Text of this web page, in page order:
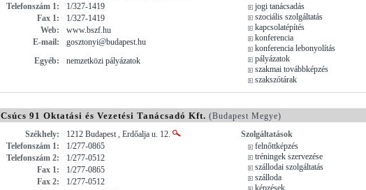
Telefonszám 1:
1/327-1419
Fax 1:
1/327-1419
Web:
www.bszf.hu
E-mail:
gosztonyi@budapest.hu
Egyéb:
nemzetközi pályázatok
jogi tanácsadás
szociális szolgáltatás
kapcsolatépítés
konferencia
konferencia lebonyolítás
pályázatok
szakmai továbbképzés
szakszótárak
Csúcs 91 Oktatási és Vezetési Tanácsadó Kft. (Budapest Megye)
Székhely:
1212 Budapest , Erdőalja u. 12.
Telefonszám 1:
1/277-0865
Telefonszám 2:
1/277-0512
Fax 1:
1/277-0865
Fax 2:
1/277-0512
Szolgáltatások
felnőttképzés
tréningek szervezése
szállodai szolgáltatás
szálloda
képzések